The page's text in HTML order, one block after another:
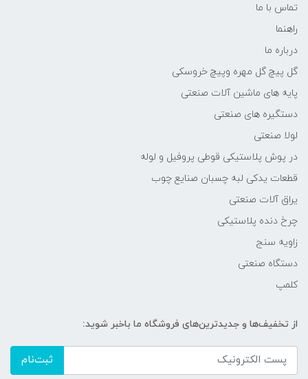
تماس با ما
راهنما
درباره ما
گل پیچ گل مهره وپیچ خروسکی
پایه های ماشین آلات صنعتی
دستگیره های صنعتی
لولا صنعتی
در پوش پلاستیکی قوطی پروفیل و لوله
قطعات یدکی لبه چسبان صنایع چوب
یراق آلات صنعتی
چرخ دنده پلاستیکی
زاویه سنج
دستگاه صنعتی
کلمپ
از تخفیف‌ها و جدیدترین‌های فروشگاه ما باخبر شوید:
ثبت‌نام